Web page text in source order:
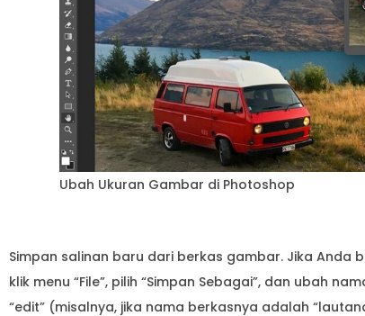
Ubah Ukuran Gambar di Photoshop
Simpan salinan baru dari berkas gambar. Jika
klik menu “File”, pilih “Simpan Sebagai”, dan ubah
“edit” (misalnya, jika nama berkasnya adalah